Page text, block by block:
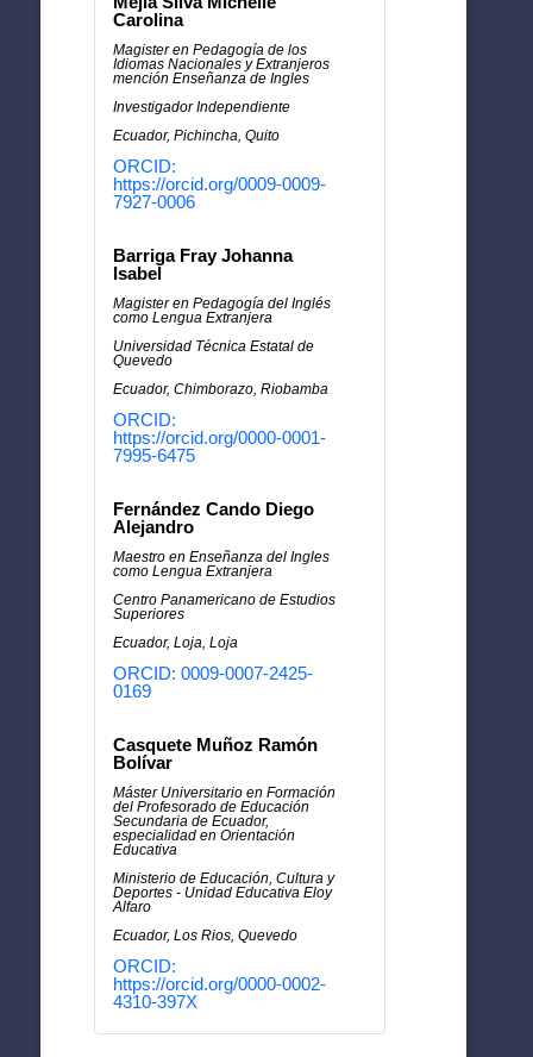
Carolina
Magister en Pedagogía de los
Idiomas Nacionales y Extranjeros
mención Enseñanza de Ingles
Investigador Independiente
Ecuador, Pichincha, Quito
ORCID:
https://orcid.org/0009-0009-
7927-0006
Barriga Fray Johanna
Isabel
Magister en Pedagogía del Inglés
como Lengua Extranjera
Universidad Técnica Estatal de
Quevedo
Ecuador, Chimborazo, Riobamba
ORCID:
https://orcid.org/0000-0001-
7995-6475
Fernández Cando Diego
Alejandro
Maestro en Enseñanza del Ingles
como Lengua Extranjera
Centro Panamericano de Estudios
Superiores
Ecuador, Loja, Loja
ORCID: 0009-0007-2425-
0169
Casquete Muñoz Ramón
Bolívar
Máster Universitario en Formación
del Profesorado de Educación
Secundaria de Ecuador,
especialidad en Orientación
Educativa
Ministerio de Educación, Cultura y
Deportes - Unidad Educativa Eloy
Alfaro
Ecuador, Los Rios, Quevedo
ORCID:
https://orcid.org/0000-0002-
4310-397X